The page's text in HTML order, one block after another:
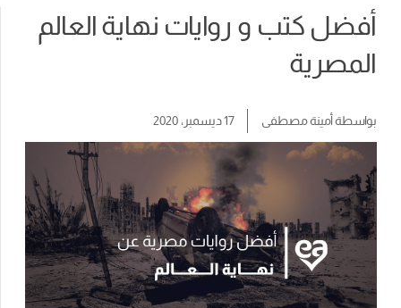
أفضل كتب و روايات نهاية العالم
المصرية
بواسطةأمينة مصطفى 17 ديسمبر، 2020